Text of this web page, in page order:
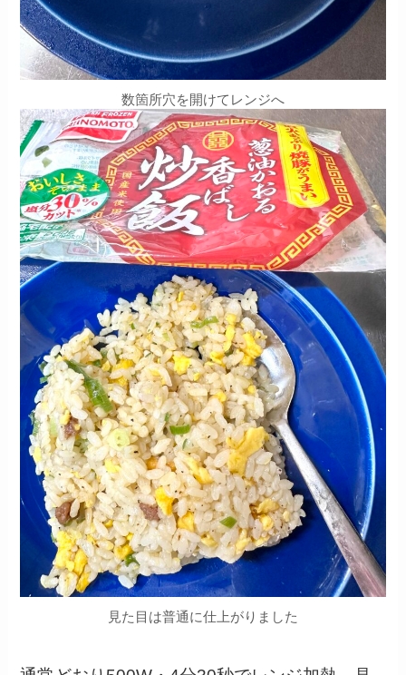
数箇所穴を開けてレンジへ
見た目は普通に仕上がりました